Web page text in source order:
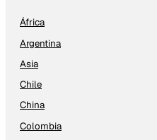
África
Argentina
Asia
Chile
China
Colombia